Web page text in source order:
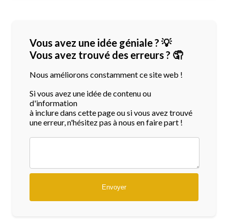
Vous avez une idée géniale ? 💡
Vous avez trouvé des erreurs ? 🤦
Nous améliorons constamment ce site web !
Si vous avez une idée de contenu ou
d'information
à inclure dans cette page ou si vous avez trouvé
une erreur, n'hésitez pas à nous en faire part !